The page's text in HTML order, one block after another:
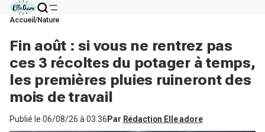
Accueil Nature
Fin août : si vous ne rentrez pas
ces 3 récoltes du potager à temps,
les premières pluies ruineront des
mois de travail
Publié le 06/08/26 à 03:36 Par Rédaction Elle adore